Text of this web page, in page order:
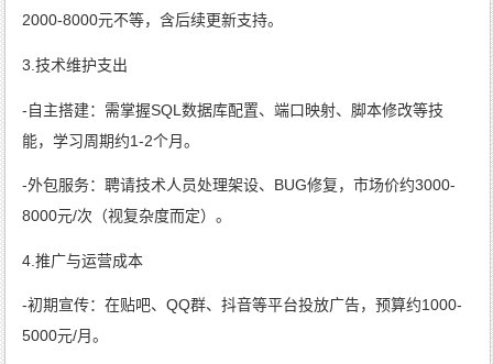
2000-8000元不等，含后续更新支持。
3.技术维护支出
-自主搭建：需掌握SQL数据库配置、端口映射、脚本修改等技
能，学习周期约1-2个月。
-外包服务：聘请技术人员处理架设、BUG修复，市场价约3000-
8000元/次（视复杂度而定）。
4.推广与运营成本
-初期宣传：在贴吧、QQ群、抖音等平台投放广告，预算约1000-
5000元/月。